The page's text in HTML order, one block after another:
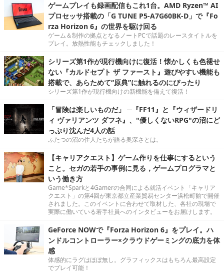
ゲームプレイも録画配信もこれ1台。AMD Ryzen™ AI
プロセッサ搭載の「G TUNE P5-A7G60BK-D」で『Fo
rza Horizon 6』の世界を駆け回る
ゲーム＆制作の拠点となるノートPCで話題のレースタイトルを
プレイ。放熱性能もチェックしました！
シリーズ第1作が現行機向けに復活！懐かしくも色褪せ
ない『カルドセプト ザ ファースト』遊びやすい機能も
搭載で、あらためて“原典”に触れるのにぴったり
シリーズ第1作が現行機向けの新機能を備えて復活！
「冒険は楽しいものだ」 ─『FF11』と『ウィザードリ
ィ ヴァリアンツ ダフネ』、"優しくないRPG"の沼にど
っぷり沈んだ4人の話
ふたつの沼の住人たちが語る奥深さとは。
【キャリアクエスト】ゲーム作りを仕事にするという
こと。セガの若手の事例に見る，ゲームプログラマと
いう働き方
Game*Sparkと4Gamerの合同による就活イベント「キャリア
クエスト」の第4回が東京都立産業貿易センター浜松町館で開催
されました。このイベントに合わせて取材した、各社の現場で
実際に働いている若手社員へのインタビューをお届けします。
GeForce NOWで『Forza Horizon 6』をプレイ。ハ
ンドルコントローラー×クラウドゲーミングの底力を体
感
体感的にラグはほぼ無し。グラフィックスはもちろん最高設定
でプレイ可能！